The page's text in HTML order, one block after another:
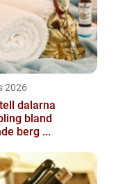
2026
dalarna
bland
berg ...